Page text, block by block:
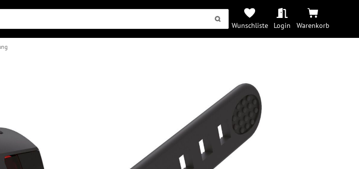
Wunschliste Login Warenkorb